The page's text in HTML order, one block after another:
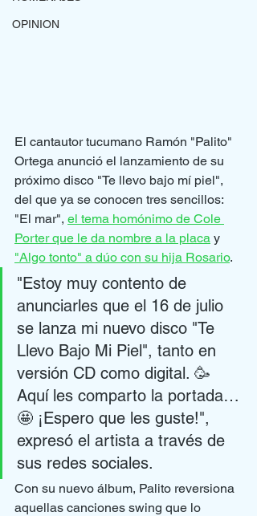
OPINION
El cantautor tucumano Ramón "Palito"
Ortega anunció el lanzamiento de su
próximo disco "Te llevo bajo mí piel",
del que ya se conocen tres sencillos:
"El mar", el tema homónimo de Cole
Porter que le da nombre a la placa y
"Algo tonto" a dúo con su hija Rosario.
"Estoy muy contento de
anunciarles que el 16 de julio
se lanza mi nuevo disco "Te
Llevo Bajo Mi Piel", tanto en
versión CD como digital. 🥳
Aquí les comparto la portada…
🤩 ¡Espero que les guste!",
expresó el artista a través de
sus redes sociales.
Con su nuevo álbum, Palito reversiona
aquellas canciones swing que lo